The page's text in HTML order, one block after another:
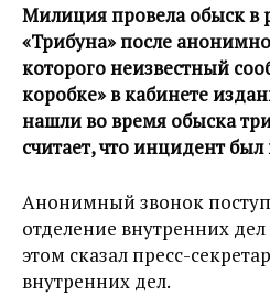
Милиция провела обыск в
«Трибуна» после
которого неизвестный
коробке» в кабинете
нашли во время обыска
считает, что инцидент
Анонимный звонок
отделение внутренних
этом сказал пресс-
внутренних дел.